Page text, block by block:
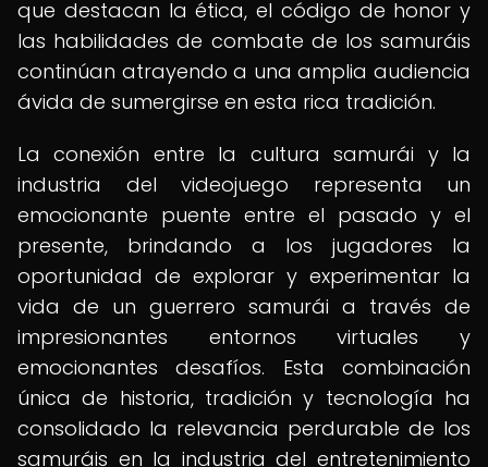
que destacan la ética, el código de honor y
las habilidades de combate de los samuráis
continúan atrayendo a una amplia audiencia
ávida de sumergirse en esta rica tradición.
La conexión entre la cultura samurái y la
industria del videojuego representa un
emocionante puente entre el pasado y el
presente, brindando a los jugadores la
oportunidad de explorar y experimentar la
vida de un guerrero samurái a través de
impresionantes entornos virtuales y
emocionantes desafíos. Esta combinación
única de historia, tradición y tecnología ha
consolidado la relevancia perdurable de los
samuráis en la industria del entretenimiento